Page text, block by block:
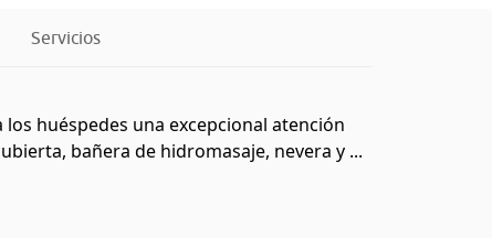
Servicios
huéspedes una excepcional atención
bañera de hidromasaje, nevera y ...